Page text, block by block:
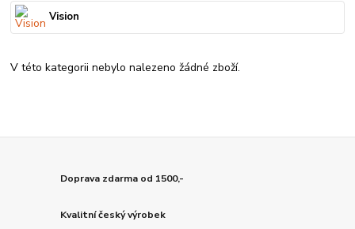
Vision
V této kategorii nebylo nalezeno žádné zboží.
Doprava zdarma od 1500,-
Kvalitní český výrobek